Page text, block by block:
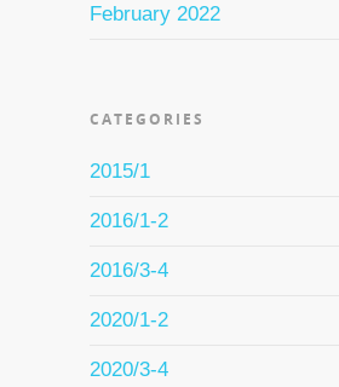
February 2022
CATEGORIES
2015/1
2016/1-2
2016/3-4
2020/1-2
2020/3-4